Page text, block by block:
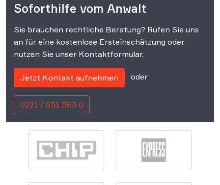
Soforthilfe vom Anwalt
Sie brauchen rechtliche Beratung? Rufen Sie uns
an für eine kostenlose Ersteinschätzung oder
nutzen Sie unser Kontaktformular.
Jetzt Kontakt aufnehmen oder
0221 / 951 563 0